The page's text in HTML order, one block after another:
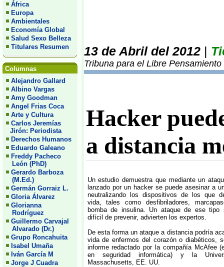
África
Europa
Ambientales
Economía Global
Salud Sexo Belleza
Titulares Resumen
Columnas
Alejandro Gallard
Albino Vargas
Amy Goodman
Angel Frias Coca
Arte y Cultura
Carlos Jeremías
Jirón: Periodista
Derechos Humanos
Eduardo Galeano
Freddy Pacheco
León (PhD)
Gerardo Barboza
(M.Ed.)
Germán Gorraiz L.
Gloria Álvarez
Glorianna
Rodríguez
Guillermo Carvajal
Alvarado (Dr.)
Grupo Roncahuita
Isabel Umaña
Iván García M
Jorge J Cuadra
13 de Abril del 2012 |
Tribuna para el Libre Pensamiento
Hacker
a distancia
Un estudio demuestra que mediante un
lanzado por un hacker se puede asesinar a
neutralizando los dispositivos de los que
vida, tales como desfibriladores,
bomba de insulina. Un ataque de ese tipo
difícil de prevenir, advierten los expertos.
De esta forma un ataque a distancia podría
vida de enfermos del corazón o diabéticos,
informe redactado por la compañía McAfee
en seguridad informática) y la
Massachusetts, EE. UU.